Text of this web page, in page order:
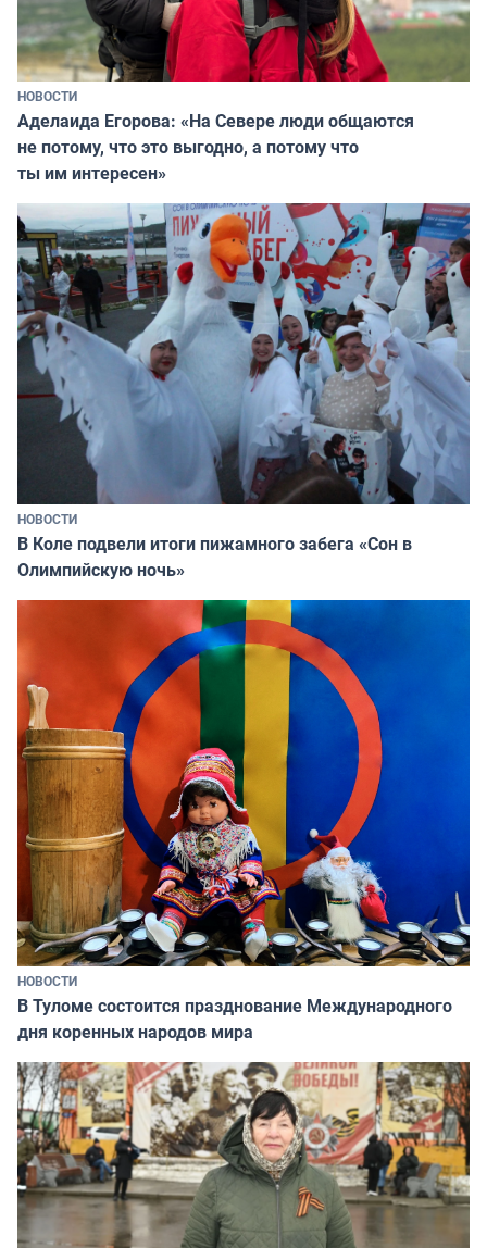
НОВОСТИ
Аделаида Егорова: «На Севере люди общаются
не потому, что это выгодно, а потому что
ты им интересен»
НОВОСТИ
В Коле подвели итоги пижамного забега «Сон в
Олимпийскую ночь»
НОВОСТИ
В Туломе состоится празднование Международного
дня коренных народов мира